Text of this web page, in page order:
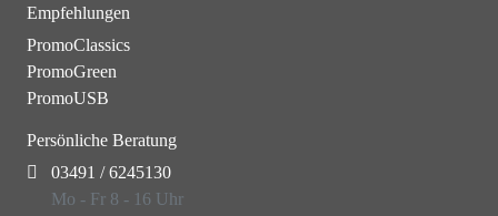
Empfehlungen
PromoClassics
PromoGreen
PromoUSB
Persönliche Beratung
03491 / 6245130
Mo - Fr 8 - 16 Uhr